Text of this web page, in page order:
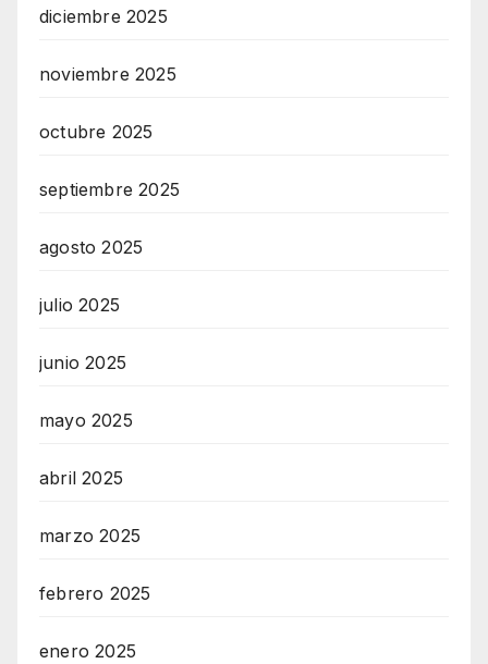
diciembre 2025
noviembre 2025
octubre 2025
septiembre 2025
agosto 2025
julio 2025
junio 2025
mayo 2025
abril 2025
marzo 2025
febrero 2025
enero 2025